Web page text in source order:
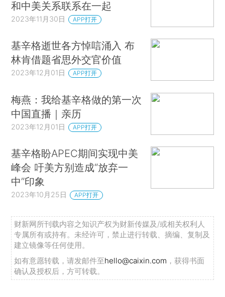
和中美关系联系在一起
2023年11月30日 APP打开
基辛格逝世各方悼唁涌入 布
林肯借题省思外交官价值
2023年12月01日 APP打开
梅燕：我给基辛格做的第一次
中国直播｜亲历
2023年12月01日 APP打开
基辛格盼APEC期间实现中美
峰会 吁美方别造成“放弃一
中”印象
2023年10月25日 APP打开
财新网所刊载内容之知识产权为财新传媒及/或相关权利人
专属所有或持有。未经许可，禁止进行转载、摘编、复制及
建立镜像等任何使用。
如有意愿转载，请发邮件至hello@caixin.com ，获得书面
确认及授权后，方可转载。